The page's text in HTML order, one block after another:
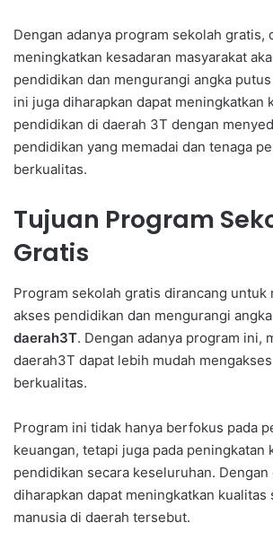
Dengan adanya program sekolah gratis,
meningkatkan kesadaran masyarakat
pendidikan dan mengurangi angka
ini juga diharapkan dapat meningkatkan
pendidikan di daerah 3T dengan
pendidikan yang memadai dan tenaga
berkualitas.
Tujuan Program
Gratis
Program sekolah gratis dirancang untuk
akses pendidikan dan mengurangi
daerah3T. Dengan adanya program ini,
daerah3T dapat lebih mudah
berkualitas.
Program ini tidak hanya berfokus pada
keuangan, tetapi juga pada peningkatan
pendidikan secara keseluruhan. Dengan
diharapkan dapat meningkatkan kualitas
manusia di daerah tersebut.